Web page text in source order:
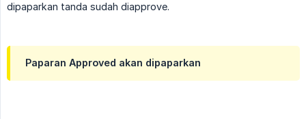
dipaparkan tanda sudah diapprove.
Paparan Approved akan dipaparkan